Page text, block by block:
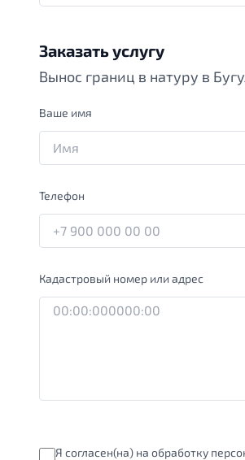
Заказать услугу
Вынос границ в натуру в
Ваше имя
Телефон
Кадастровый номер или адрес
Я согласен(на) на обработку